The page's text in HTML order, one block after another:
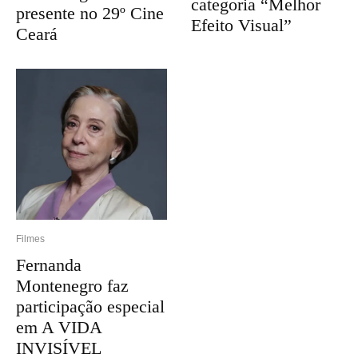
presente no 29º Cine
Ceará
Filmes
Fernanda
Montenegro faz
participação especial
em A VIDA
INVISÍVEL
categoria “Melhor
Efeito Visual”